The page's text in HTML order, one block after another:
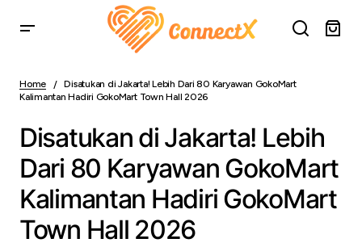
Kalimantan Hadiri GokoMart Town Hall 2026
Home
Disatukan di Jakarta! Lebih Dari 80 Karyawan GokoMart
Kalimantan Hadiri GokoMart Town Hall 2026
Disatukan di Jakarta! Lebih
Dari 80 Karyawan GokoMart
Kalimantan Hadiri GokoMart
Town Hall 2026